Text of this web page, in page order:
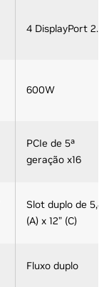
4 DisplayPort 2.1
600W
PCIe de 5ª
geração x16
Slot duplo de 5,4”
(A) x 12” (C)
Fluxo duplo